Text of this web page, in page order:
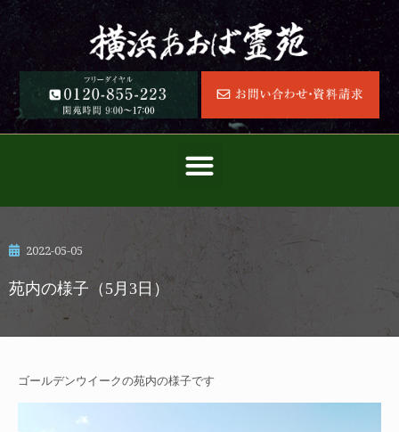
2022-05-05
苑内の様子（5月3日）
ゴールデンウイークの苑内の様子です